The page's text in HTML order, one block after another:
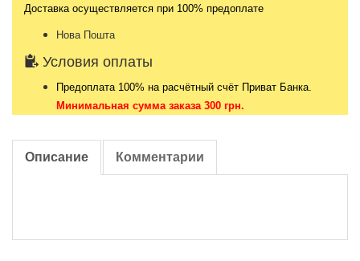
Доставка осуществляется при 100% предоплате
Нова Пошта
Условия оплаты
Предоплата 100% на расчётный счёт Приват Банка.
Минимальная сумма заказа 300 грн.
Описание Комментарии